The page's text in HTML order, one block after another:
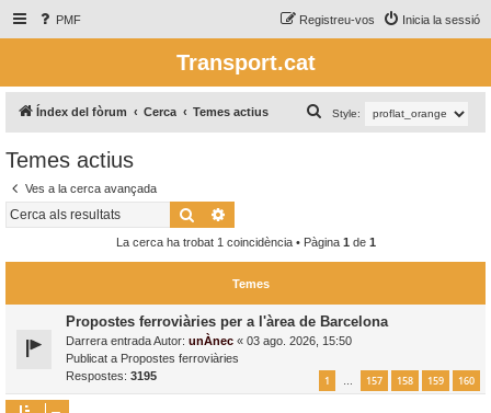
PMF Inicia la sessió
Registreu-vos
Transport.cat
Índex del fòrum Cerca Temes actius Style:
e
Temes actius
Ves a la cerca avançada
Cerca
La cerca ha trobat 1 coincidència • Pàgina 1 de 1
Temes
Propostes ferroviàries per a l'àrea de Barcelona
Darrera entrada Autor: unÀnec « 03 ago. 2026, 15:50
Publicat a Propostes ferroviàries
Respostes: 3195 1 … 157 158 159 160